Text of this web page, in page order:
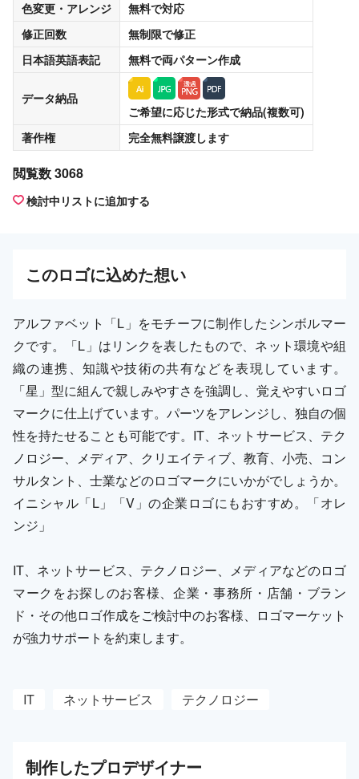
色変更・アレンジ
無料で対応
修正回数
無制限で修正
日本語英語表記
無料で両パターン作成
データ納品
ご希望に応じた形式で納品(複数可)
著作権
完全無料譲渡します
閲覧数 3068
検討中リストに追加する
このロゴに込めた想い
アルファベット「L」をモチーフに制作したシンボルマー
クです。「L」はリンクを表したもので、ネット環境や組
織の連携、知識や技術の共有などを表現しています。
「星」型に組んで親しみやすさを強調し、覚えやすいロゴ
マークに仕上げています。パーツをアレンジし、独自の個
性を持たせることも可能です。IT、ネットサービス、テク
ノロジー、メディア、クリエイティブ、教育、小売、コン
サルタント、士業などのロゴマークにいかがでしょうか。
イニシャル「L」「V」の企業ロゴにもおすすめ。「オレ
ンジ」
IT、ネットサービス、テクノロジー、メディアなどのロゴ
マークをお探しのお客様、企業・事務所・店舗・ブラン
ド・その他ロゴ作成をご検討中のお客様、ロゴマーケット
が強力サポートを約束します。
IT ネットサービス テクノロジー
制作したプロデザイナー